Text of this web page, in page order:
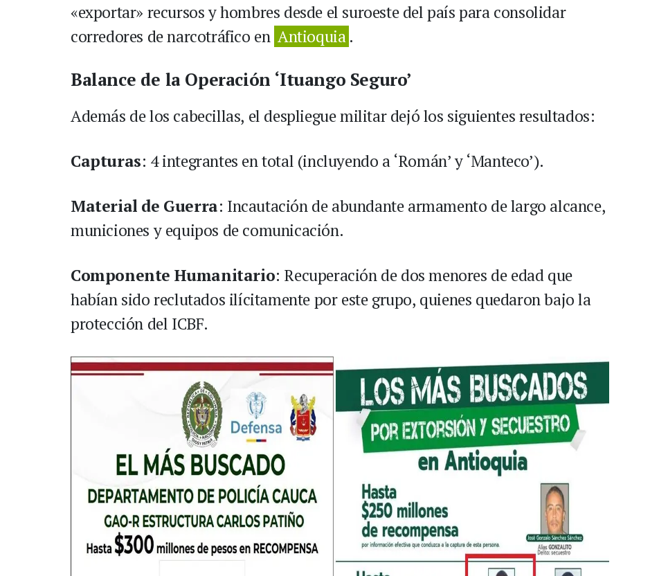
«exportar» recursos y hombres desde el suroeste del país para consolidar
corredores de narcotráfico en Antioquia .
Balance de la Operación ‘Ituango Seguro’
Además de los cabecillas, el despliegue militar dejó los siguientes resultados:
Capturas: 4 integrantes en total (incluyendo a ‘Román’ y ‘Manteco’).
Material de Guerra: Incautación de abundante armamento de largo alcance,
municiones y equipos de comunicación.
Componente Humanitario: Recuperación de dos menores de edad que
habían sido reclutados ilícitamente por este grupo, quienes quedaron bajo la
protección del ICBF.